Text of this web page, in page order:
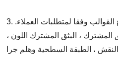
3. يمكننا أن نجعل جميع أنواع القوالب وفقا لمتطلبات العملاء.
المشترك ، البثق المشترك اللون ،